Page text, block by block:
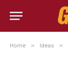
Home » Ideas »